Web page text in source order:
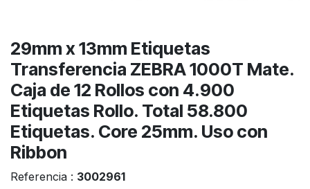
29mm x 13mm Etiquetas
Transferencia ZEBRA 1000T Mate.
Caja de 12 Rollos con 4.900
Etiquetas Rollo. Total 58.800
Etiquetas. Core 25mm. Uso con
Ribbon
Referencia : 3002961